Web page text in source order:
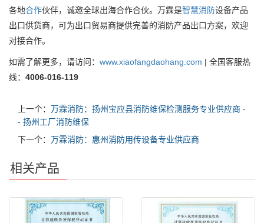
各地合作伙伴，诚邀全球出海合作合伙。万霖是智慧消防设备产品
出口供货商，可为出口贸易商提供完善的消防产品出口方案，欢迎
对接合作。
如需了解更多，请访问： www.xiaofangdaohang.com | 全国客服热
线： 4006-016-119
上一个： 万霖消防：扬州宝应县消防维保检测服务专业供应商 -
- 扬州工厂消防维保
下一个： 万霖消防：惠州消防用传设备专业供应商
相关产品